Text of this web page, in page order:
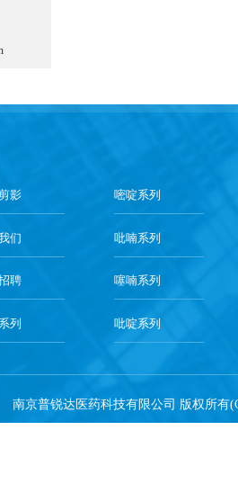
影 嘧啶系列
们 吡喃系列
聘 噻喃系列
列 吡啶系列
南京普锐达医药科技有限公司 版权所有